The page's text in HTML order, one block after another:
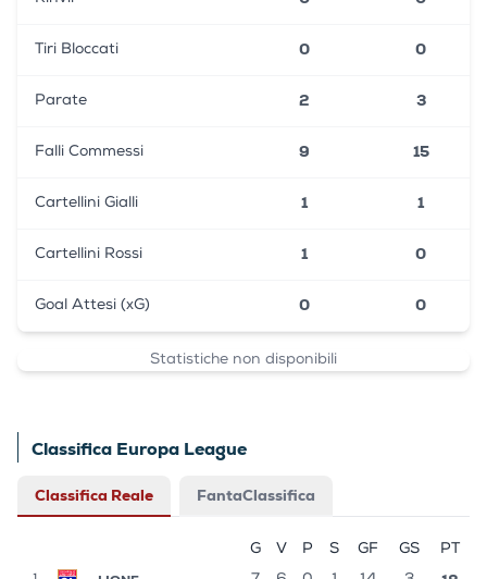
Tiri Bloccati 0 0
Parate 2 3
Falli Commessi 9 15
Cartellini Gialli 1 1
Cartellini Rossi 1 0
Goal Attesi (xG) 0 0
Statistiche non disponibili
Classifica Europa League
Classifica Reale FantaClassifica
G V P S GF GS PT